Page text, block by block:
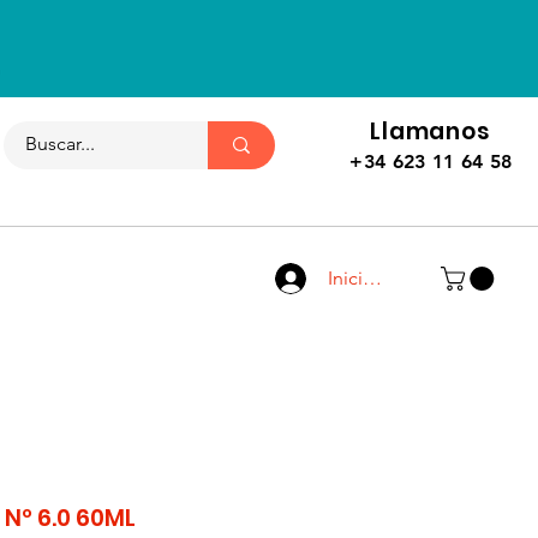
Llamanos
+34 623 11 64 58
Iniciar sesión
Nº 6.0 60ML